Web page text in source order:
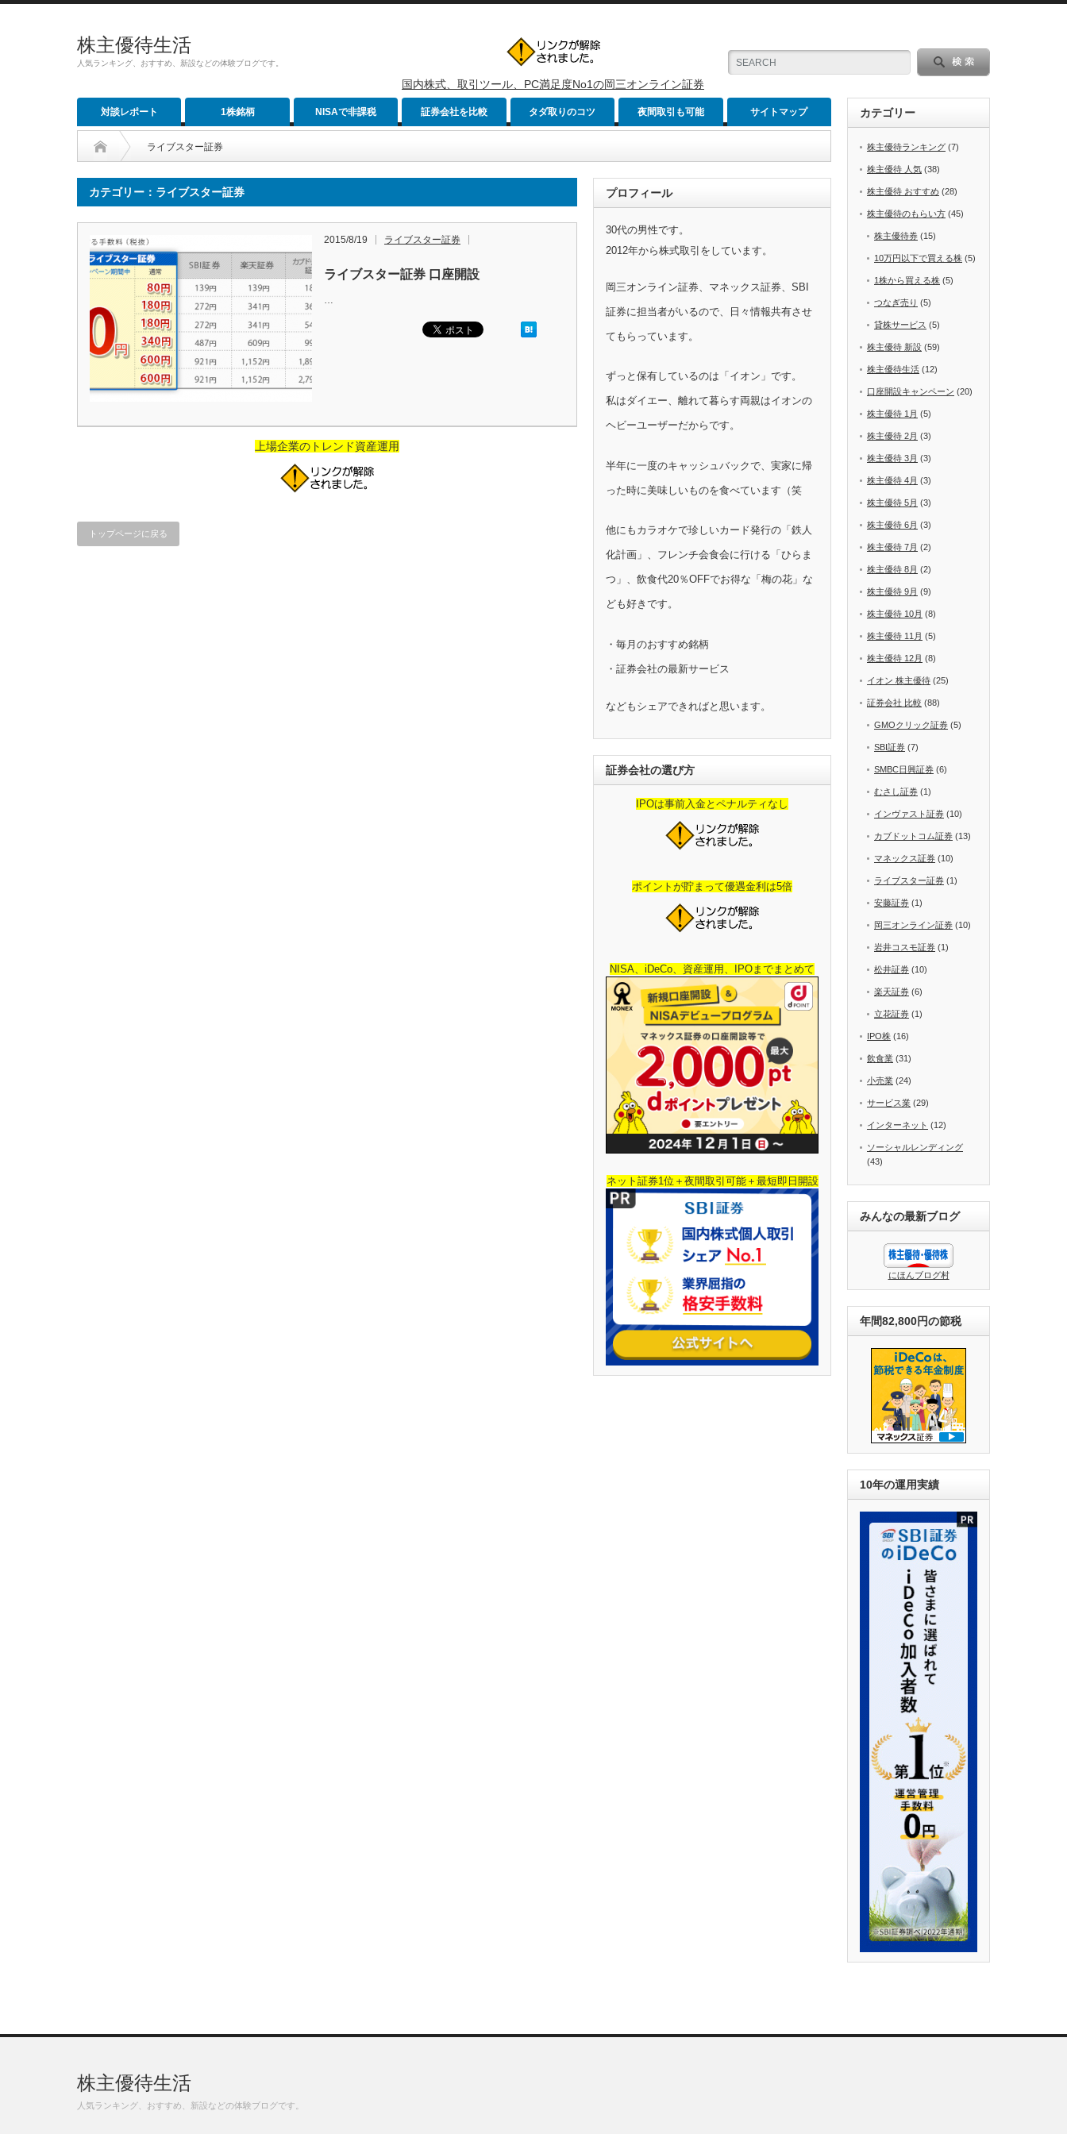
株主優待生活
人気ランキング、おすすめ、新設などの体験ブログです。
国内株式、取引ツール、PC満足度No1の岡三オンライン証券
対談レポート 1株銘柄 NISAで非課税 証券会社を比較 タダ取りのコツ 夜間取引も可能 サイトマップ
ライブスター証券
カテゴリー：ライブスター証券
2015/8/19 ライブスター証券
ライブスター証券 口座開設
…
上場企業のトレンド資産運用
トップページに戻る
プロフィール
30代の男性です。
2012年から株式取引をしています。
岡三オンライン証券、マネックス証券、SBI
証券に担当者がいるので、日々情報共有させ
てもらっています。
ずっと保有しているのは「イオン」です。
私はダイエー、離れて暮らす両親はイオンの
ヘビーユーザーだからです。
半年に一度のキャッシュバックで、実家に帰
った時に美味しいものを食べています（笑
他にもカラオケで珍しいカード発行の「鉄人
化計画」、フレンチ会食会に行ける「ひらま
つ」、飲食代20％OFFでお得な「梅の花」な
ども好きです。
・毎月のおすすめ銘柄
・証券会社の最新サービス
などもシェアできればと思います。
証券会社の選び方
IPOは事前入金とペナルティなし
ポイントが貯まって優遇金利は5倍
NISA、iDeCo、資産運用、IPOまでまとめて
ネット証券1位＋夜間取引可能＋最短即日開設
カテゴリー
株主優待ランキング (7)
株主優待 人気 (38)
株主優待 おすすめ (28)
株主優待のもらい方 (45)
株主優待券 (15)
10万円以下で買える株 (5)
1株から買える株 (5)
つなぎ売り (5)
貸株サービス (5)
株主優待 新設 (59)
株主優待生活 (12)
口座開設キャンペーン (20)
株主優待 1月 (5)
株主優待 2月 (3)
株主優待 3月 (3)
株主優待 4月 (3)
株主優待 5月 (3)
株主優待 6月 (3)
株主優待 7月 (2)
株主優待 8月 (2)
株主優待 9月 (9)
株主優待 10月 (8)
株主優待 11月 (5)
株主優待 12月 (8)
イオン 株主優待 (25)
証券会社 比較 (88)
GMOクリック証券 (5)
SBI証券 (7)
SMBC日興証券 (6)
むさし証券 (1)
インヴァスト証券 (10)
カブドットコム証券 (13)
マネックス証券 (10)
ライブスター証券 (1)
安藤証券 (1)
岡三オンライン証券 (10)
岩井コスモ証券 (1)
松井証券 (10)
楽天証券 (6)
立花証券 (1)
IPO株 (16)
飲食業 (31)
小売業 (24)
サービス業 (29)
インターネット (12)
ソーシャルレンディング
(43)
みんなの最新ブログ
にほんブログ村
年間82,800円の節税
10年の運用実績
株主優待生活
人気ランキング、おすすめ、新設などの体験ブログです。